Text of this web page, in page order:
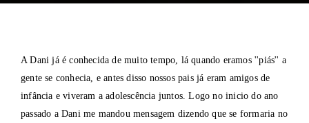
A Dani já é conhecida de muito tempo, lá quando eramos ''piás'' a
gente se conhecia, e antes disso nossos pais já eram amigos de
infância e viveram a adolescência juntos. Logo no inicio do ano
passado a Dani me mandou mensagem dizendo que se formaria no